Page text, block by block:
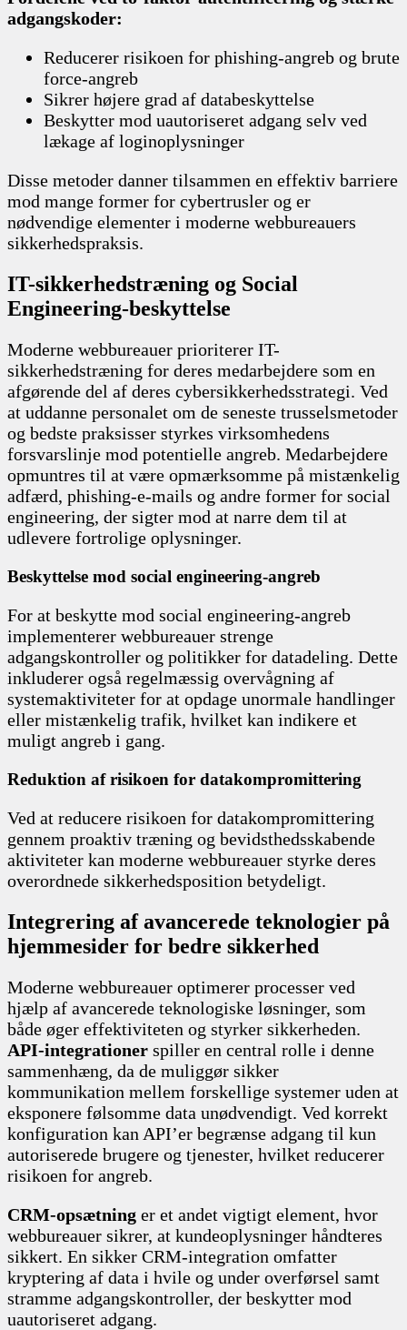
adgangskoder:
Reducerer risikoen for phishing-angreb og brute
force-angreb
Sikrer højere grad af databeskyttelse
Beskytter mod uautoriseret adgang selv ved
lækage af loginoplysninger
Disse metoder danner tilsammen en effektiv barriere
mod mange former for cybertrusler og er
nødvendige elementer i moderne webbureauers
sikkerhedspraksis.
IT-sikkerhedstræning og Social
Engineering-beskyttelse
Moderne webbureauer prioriterer IT-
sikkerhedstræning for deres medarbejdere som en
afgørende del af deres cybersikkerhedsstrategi. Ved
at uddanne personalet om de seneste trusselsmetoder
og bedste praksisser styrkes virksomhedens
forsvarslinje mod potentielle angreb. Medarbejdere
opmuntres til at være opmærksomme på mistænkelig
adfærd, phishing-e-mails og andre former for social
engineering, der sigter mod at narre dem til at
udlevere fortrolige oplysninger.
Beskyttelse mod social engineering-angreb
For at beskytte mod social engineering-angreb
implementerer webbureauer strenge
adgangskontroller og politikker for datadeling. Dette
inkluderer også regelmæssig overvågning af
systemaktiviteter for at opdage unormale handlinger
eller mistænkelig trafik, hvilket kan indikere et
muligt angreb i gang.
Reduktion af risikoen for datakompromittering
Ved at reducere risikoen for datakompromittering
gennem proaktiv træning og bevidsthedsskabende
aktiviteter kan moderne webbureauer styrke deres
overordnede sikkerhedsposition betydeligt.
Integrering af avancerede teknologier på
hjemmesider for bedre sikkerhed
Moderne webbureauer optimerer processer ved
hjælp af avancerede teknologiske løsninger, som
både øger effektiviteten og styrker sikkerheden.
API-integrationer spiller en central rolle i denne
sammenhæng, da de muliggør sikker
kommunikation mellem forskellige systemer uden at
eksponere følsomme data unødvendigt. Ved korrekt
konfiguration kan API’er begrænse adgang til kun
autoriserede brugere og tjenester, hvilket reducerer
risikoen for angreb.
CRM-opsætning er et andet vigtigt element, hvor
webbureauer sikrer, at kundeoplysninger håndteres
sikkert. En sikker CRM-integration omfatter
kryptering af data i hvile og under overførsel samt
stramme adgangskontroller, der beskytter mod
uautoriseret adgang.